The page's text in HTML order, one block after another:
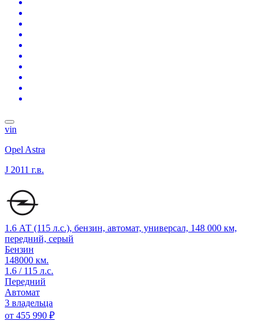
vin
Opel Astra
J 2011 г.в.
1.6 АТ (115 л.с.), бензин, автомат, универсал, 148 000 км,
передний, серый
Бензин
148000 км.
1.6 / 115 л.с.
Передний
Автомат
3 владельца
от 455 990 ₽